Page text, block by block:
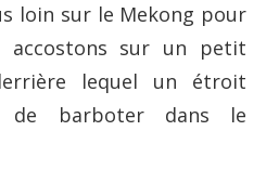
loin sur le Mekong pour
accostons sur un petit
lequel un étroit
de barboter dans le